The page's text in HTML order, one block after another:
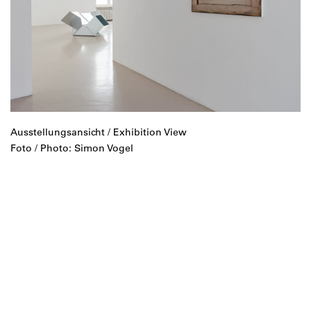
Ausstellungsansicht / Exhibition View
Foto / Photo: Simon Vogel